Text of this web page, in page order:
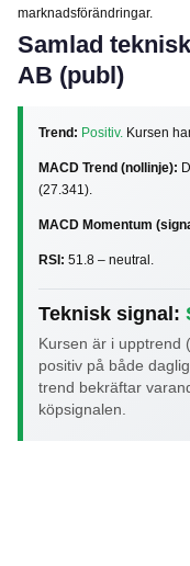
marknadsförändringar.
Samlad
AB (publ)
Trend: Positiv. Kursen
MACD Trend (nollinje):
(27.341).
MACD Momentum
RSI: 51.8 – neutral.
Teknisk signal:
Kursen är i upptrend
positiv på både
trend bekräftar
köpsignalen.